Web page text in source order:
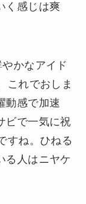
く感じは爽
かなアイド
これでおしま
動感で加速
ビで一気に祝
すね。ひねる
る人はニヤケ